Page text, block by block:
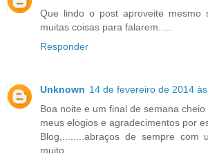
Que lindo o post aproveite mesmo
muitas coisas para falarem.....
Responder
Unknown 14 de fevereiro de 2014
Boa noite e um final de semana cheio
meus elogios e agradecimentos por
Blog,........abraços de sempre com
muito